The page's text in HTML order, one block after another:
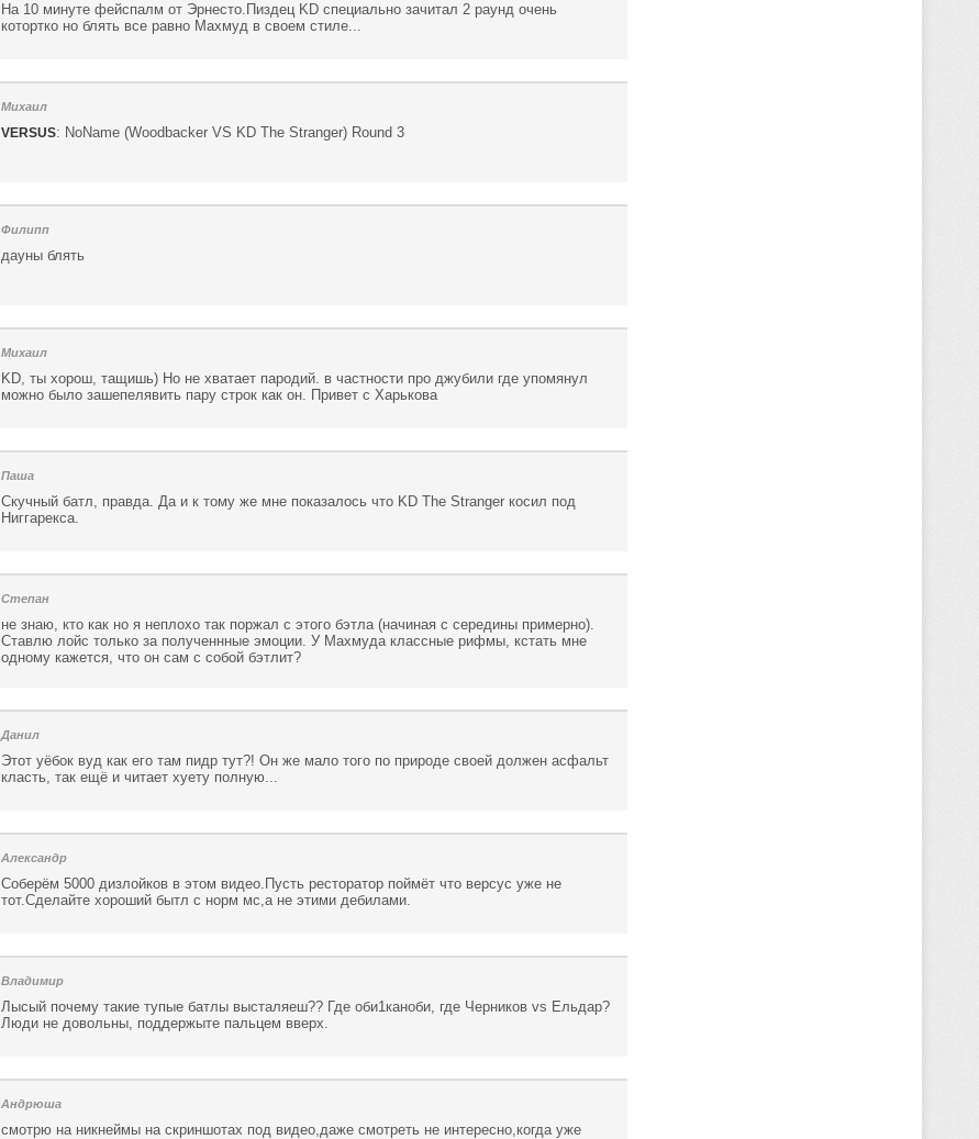
На 10 минуте фейспалм от Эрнесто.Пиздец KD специально зачитал 2 раунд очень
котортко но блять все равно Махмуд в своем стиле...
Михаил
VERSUS: NoName (Woodbacker VS KD The Stranger) Round 3
Филипп
дауны блять
Михаил
KD, ты хорош, тащишь) Но не хватает пародий. в частности про джубили где упомянул
можно было зашепелявить пару строк как он. Привет с Харькова
Паша
Скучный батл, правда. Да и к тому же мне показалось что KD The Stranger косил под
Ниггарекса.
Степан
не знаю, кто как но я неплохо так поржал с этого бэтла (начиная с середины примерно).
Ставлю лойс только за полученнные эмоции. У Махмуда классные рифмы, кстать мне
одному кажется, что он сам с собой бэтлит?
Данил
Этот уёбок вуд как его там пидр тут?! Он же мало того по природе своей должен асфальт
класть, так ещё и читает хуету полную...
Александр
Соберём 5000 дизлойков в этом видео.Пусть ресторатор поймёт что версус уже не
тот.Сделайте хороший бытл с норм мс,а не этими дебилами.
Владимир
Лысый почему такие тупые батлы высталяеш?? Где оби1каноби, где Черников vs Ельдар?
Люди не довольны, поддержыте пальцем вверх.
Андрюша
смотрю на никнеймы на скриншотах под видео,даже смотреть не интересно,когда уже